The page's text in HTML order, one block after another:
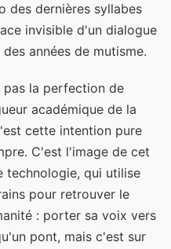
des dernières syllabes
invisible d'un dialogue
années de mutisme.
la perfection de
académique de la
cette intention pure
C'est l'image de cet
technologie, qui utilise
pour retrouver le
: porter sa voix vers
pont, mais c'est sur